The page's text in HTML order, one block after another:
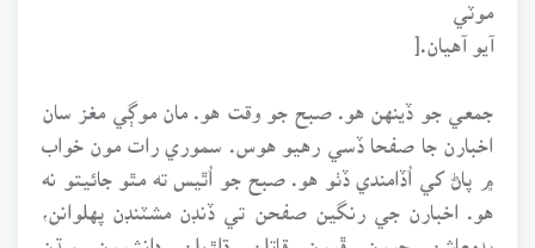
آيو آهيان.[
جمعي جو ڏينهن هو. صبح جو وقت هو. مان موڳي مغز سان
اخبارن جا صفحا ڏسي رهيو هوس. سموري رات مون خواب
۾ پاڻ کي اُڏامندي ڏٺو هو. صبح جو اُٿيس ته مٿو جائيتو نه
هو. اخبارن جي رنگين صفحن تي ڏنڊن مشٽنڊن پهلوانن،
بدمعاشن، چورن، ڦورن، قاتلن، ڌاڙيلن، دانشورن، سڌن